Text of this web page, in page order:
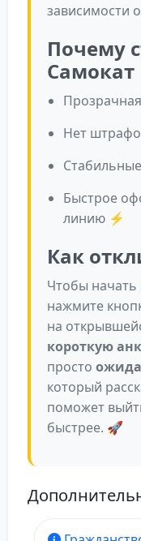
зависимости
Почему
Самокат
Нет
Быстрое
линию ⚡
Как
Чтобы начать
нажмите
на
короткую
просто
который
поможет
быстрее. 🚀